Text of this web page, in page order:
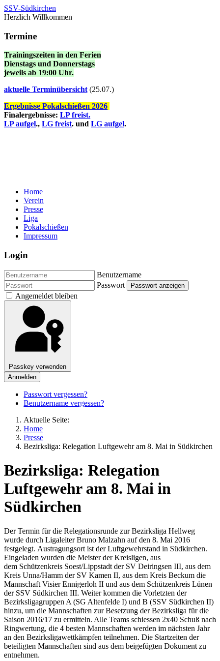
SSV-Südkirchen
Herzlich Willkommen
Termine
Trainingszeiten in den Ferien
Dienstags und Donnerstags
jeweils ab 19:00 Uhr.
aktuelle Terminübersicht(25.07.)
Ergebnisse Pokalschießen 2026
Finalergebnisse: LP freist.
LP aufgel., LG freist. und LG aufgel.
Home
Verein
Presse
Liga
Pokalschießen
Impressum
Login
Benutzername
Passwort
Passwort anzeigen
Angemeldet bleiben
Passkey verwenden
Anmelden
Passwort vergessen?
Benutzername vergessen?
Aktuelle Seite:
Home
Presse
Bezirksliga: Relegation Luftgewehr am 8. Mai in Südkirchen
Bezirksliga: Relegation
Luftgewehr am 8. Mai in
Südkirchen
Der Termin für die Relegationsrunde zur Bezirksliga Hellweg
wurde durch Ligaleiter Bruno Malzahn auf den 8. Mai 2016
festgelegt. Austragungsort ist der Luftgewehrstand in Südkirchen.
Eingeladen wurden die Meister der Kreisligen, aus
dem Schützenkreis Soest/Lippstadt der SV Deiringsen III, aus dem
Kreis Unna/Hamm der SV Kamen II, aus dem Kreis Beckum die
Mannschaft Visier Ennigerloh II und aus dem Schützenkreis Lünen
der SSV Südkirchen III. Weiter kommen die Vorletzten der
Bezirksligagruppen A (SG Altenfelde I) und B (SSV Südkirchen II)
hinzu, um die Mannschaften zur Besetzung der Bezirksliga für die
Saison 2016/17 zu ermitteln. Alle Teams schiessen 2x40 Schuß nach
Ringwertung, die 4 besten Mannschaften werden im nächsten Jahr
an den Bezirksligawettkämpfen teilnehmen. Die Startzeiten der
beteiligten Mannschaften sind aus dem beigefügten Dokument zu
entnehmen.